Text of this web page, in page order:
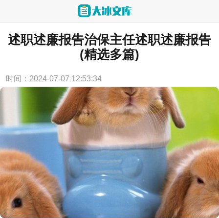
当前位置： 首页 > 述职报告
述职述廉报告治保主任述职述廉报告
(精选多篇)
时间：2024-07-07 12:53:34